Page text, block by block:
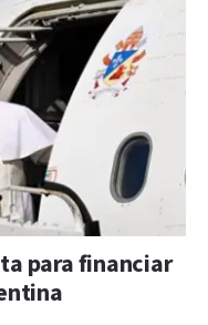
para financiar